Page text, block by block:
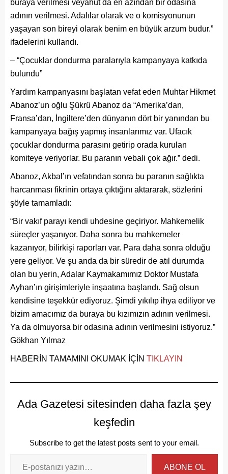
buraya verilmesi veyahut da en azından bir odasına
adının verilmesi. Adalılar olarak ve o komisyonunun
yaşayan son bireyi olarak benim en büyük arzum budur.”
ifadelerini kullandı.
– “Çocuklar dondurma paralarıyla kampanyaya katkıda
bulundu”
Yardım kampanyasını başlatan vefat eden Muhtar Hikmet
Abanoz’un oğlu Şükrü Abanoz da “Amerika’dan,
Fransa’dan, İngiltere’den dünyanın dört bir yanından bu
kampanyaya bağış yapmış insanlarımız var. Ufacık
çocuklar dondurma parasını getirip orada kurulan
komiteye veriyorlar. Bu paranın vebali çok ağır.” dedi.
Abanoz, Akbal’ın vefatından sonra bu paranın sağlıkta
harcanması fikrinin ortaya çıktığını aktararak, sözlerini
şöyle tamamladı:
“Bir vakıf parayı kendi uhdesine geçiriyor. Mahkemelik
süreçler yaşanıyor. Daha sonra bu mahkemeler
kazanıyor, bilirkişi raporları var. Para daha sonra olduğu
yere geliyor. Ve şu anda da bir süredir de atıl durumda
olan bu yerin, Adalar Kaymakamımız Doktor Mustafa
Ayhan’ın girişimleriyle inşaatına başlandı. Sağ olsun
kendisine teşekkür ediyoruz. Şimdi yıkılıp ihya ediliyor ve
bizim amacımız da buraya bu kızımızın adının verilmesi.
Ya da olmuyorsa bir odasına adının verilmesini istiyoruz.”
Gökhan Yılmaz
HABERİN TAMAMINI OKUMAK İÇİN TIKLAYIN
Ada Gazetesi sitesinden daha fazla şey
keşfedin
Subscribe to get the latest posts sent to your email.
ABONE OL